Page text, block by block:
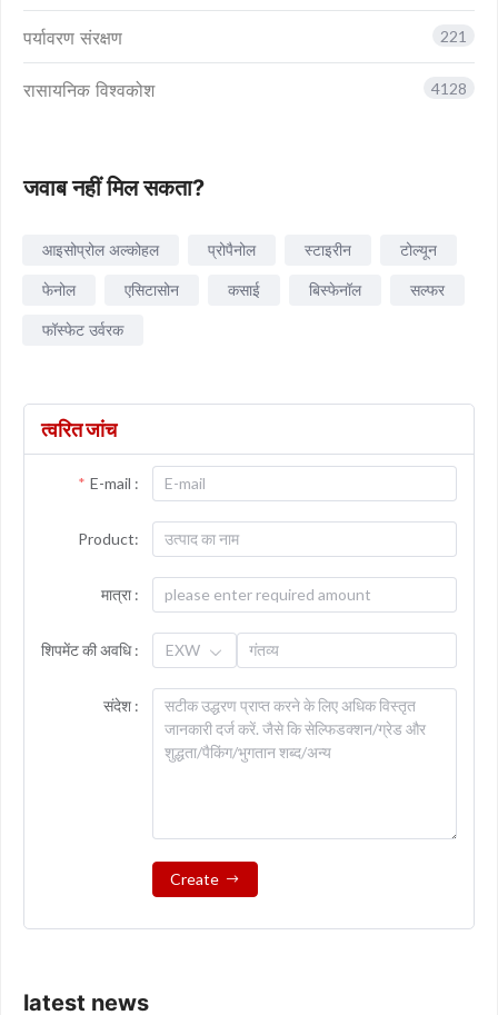
221
पर्यावरण संरक्षण
4128
रासायनिक विश्वकोश
जवाब नहीं मिल सकता?
आइसोप्रोल अल्कोहल प्रोपैनोल स्टाइरीन टोल्यून
फेनोल एसिटासोन कसाई बिस्फेनॉल सल्फर
फॉस्फेट उर्वरक
त्वरित जांच
E-mail :
Product:
मात्रा :
शिपमेंट की अवधि : EXW
संदेश :
Create
latest news